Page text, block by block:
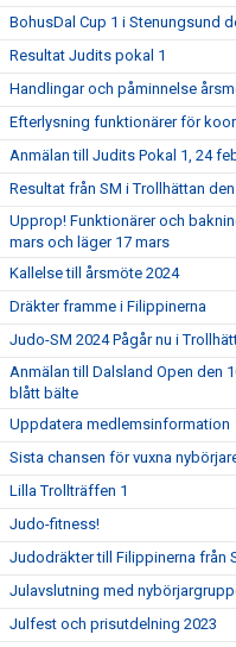
BohusDal Cup 1 i Stenungsund
Resultat Judits pokal 1
Handlingar och påminnelse
Efterlysning funktionärer för
Anmälan till Judits Pokal 1, 24
Resultat från SM i Trollhättan
Upprop! Funktionärer och
mars och läger 17 mars
Kallelse till årsmöte 2024
Dräkter framme i Filippinerna
Judo-SM 2024 Pågår nu i
Anmälan till Dalsland Open den
blått bälte
Uppdatera medlemsinformation
Sista chansen för vuxna
Lilla Trollträffen 1
Judo-fitness!
Judodräkter till Filippinerna från
Julavslutning med
Julfest och prisutdelning 2023